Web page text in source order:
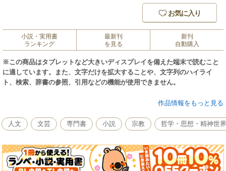
お気に入り
小説・実用書
ランキング
最新刊
を見る
新刊
自動購入
※この商品はタブレットなど大きいディスプレイを備えた端末で読むこと
に適しています。また、文字だけを拡大することや、文字列のハイライ
ト、検索、辞書の参照、引用などの機能が使用できません。
白取春彦氏が、月刊誌「日経おとなのOFF」に寄稿した超訳を集め、更に
により、賢者の言葉の数々が、時空を超えて今を生きる私たちの胸に迫り
ます。
作品情報をもっと見る
人文 文芸 専門書 小説 宗教 哲学・思想・精神世界